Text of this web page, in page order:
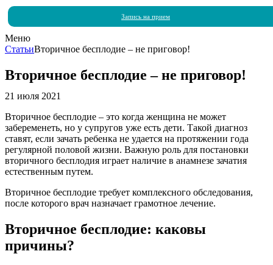
Запись на прием
Меню
СтатьиВторичное бесплодие – не приговор!
Вторичное бесплодие – не приговор!
21 июля 2021
Вторичное бесплодие – это когда женщина не может
забеременеть, но у супругов уже есть дети. Такой диагноз
ставят, если зачать ребенка не удается на протяжении года
регулярной половой жизни. Важную роль для постановки
вторичного бесплодия играет наличие в анамнезе зачатия
естественным путем.
Вторичное бесплодие требует комплексного обследования,
после которого врач назначает грамотное лечение.
Вторичное бесплодие: каковы
причины?